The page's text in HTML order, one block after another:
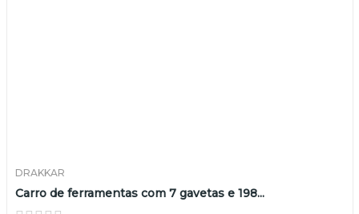
DRAKKAR
Carro de ferramentas com 7 gavetas e 198...